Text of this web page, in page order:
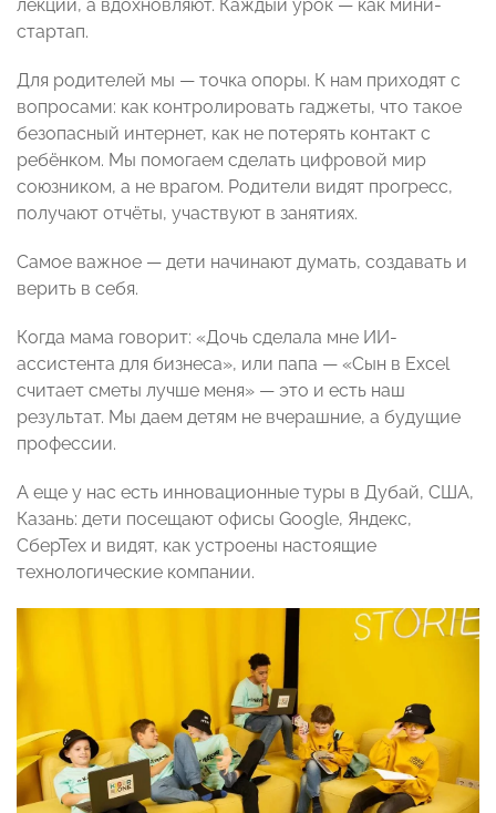
лекции, а вдохновляют. Каждый урок — как мини-
стартап.
Для родителей мы — точка опоры. К нам приходят с
вопросами: как контролировать гаджеты, что такое
безопасный интернет, как не потерять контакт с
ребёнком. Мы помогаем сделать цифровой мир
союзником, а не врагом. Родители видят прогресс,
получают отчёты, участвуют в занятиях.
Самое важное — дети начинают думать, создавать и
верить в себя.
Когда мама говорит: «Дочь сделала мне ИИ-
ассистента для бизнеса», или папа — «Сын в Excel
считает сметы лучше меня» — это и есть наш
результат. Мы даем детям не вчерашние, а будущие
профессии.
А еще у нас есть инновационные туры в Дубай, США,
Казань: дети посещают офисы Google, Яндекс,
СберТех и видят, как устроены настоящие
технологические компании.